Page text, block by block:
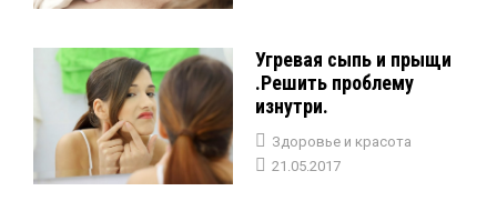
Угревая сыпь и прыщи
.Решить проблему
изнутри.
Здоровье и красота
21.05.2017